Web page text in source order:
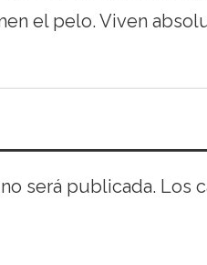
el pelo. Viven
será publicada. Los